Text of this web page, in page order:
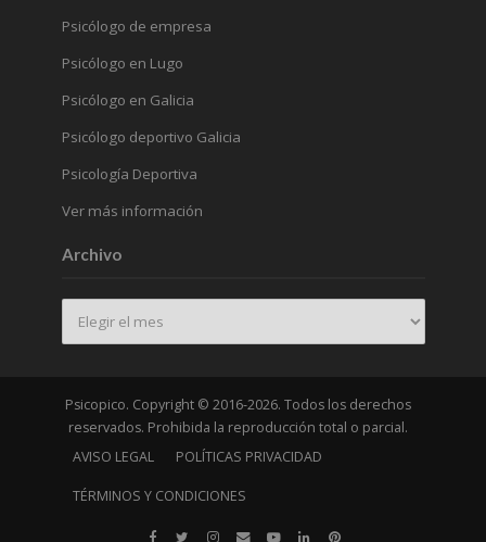
Psicólogo de empresa
Psicólogo en Lugo
Psicólogo en Galicia
Psicólogo deportivo Galicia
Psicología Deportiva
Ver más información
Archivo
Archivo
Psicopico. Copyright © 2016-2026. Todos los derechos
reservados. Prohibida la reproducción total o parcial.
AVISO LEGAL
POLÍTICAS PRIVACIDAD
TÉRMINOS Y CONDICIONES